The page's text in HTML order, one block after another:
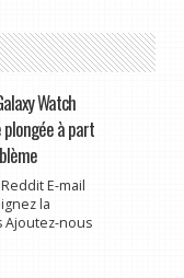
Watch
à part
E-mail
la
Ajoutez-nous